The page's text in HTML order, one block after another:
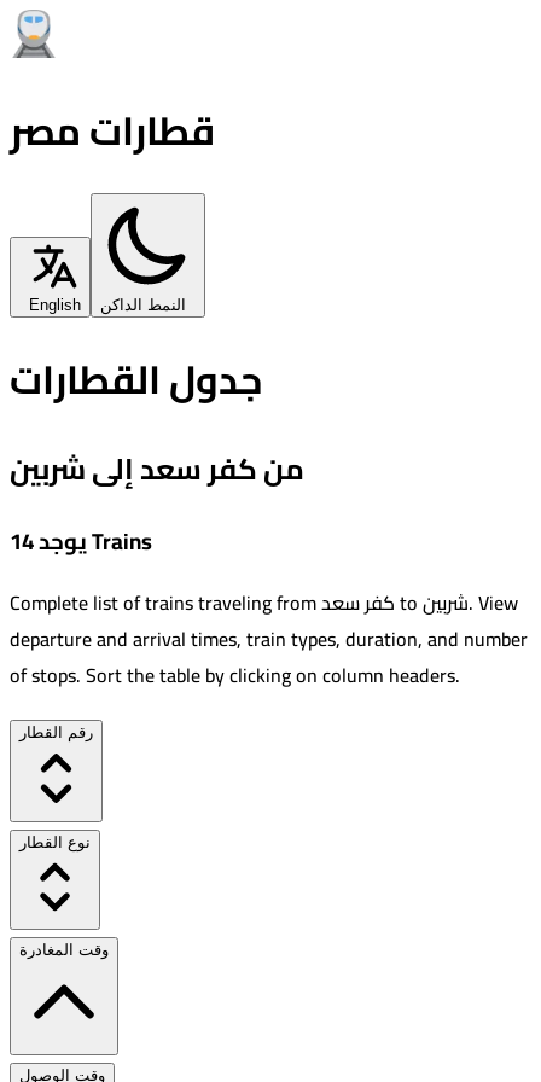
قطارات مصر
English النمط الداكن
جدول القطارات
من كفر سعد إلى شربين
يوجد 14 Trains
Complete list of trains traveling fromكفر سعدtoشربين.View
departure and arrival times, train types, duration, and number
of stops. Sort the table by clicking on column headers.
رقم القطار
نوع القطار
وقت المغادرة
وقت الوصول